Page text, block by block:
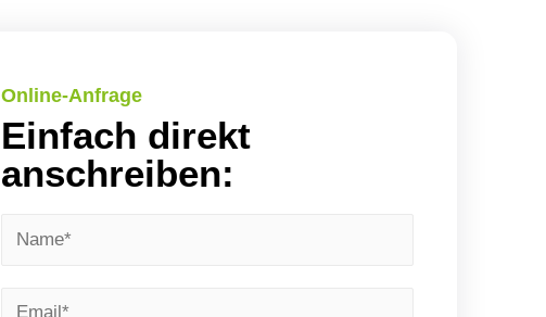
Online-Anfrage
Einfach direkt
anschreiben: